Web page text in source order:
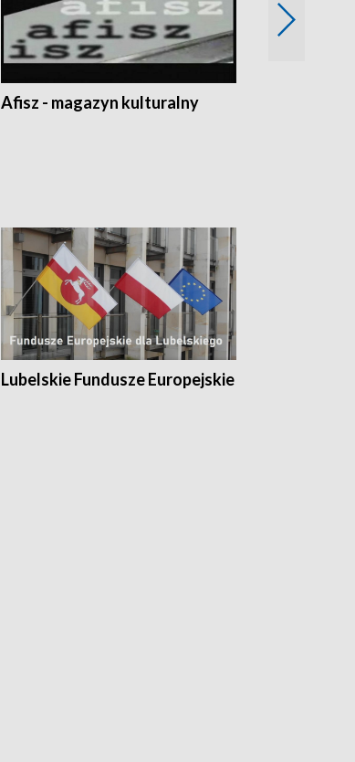
Afisz - magazyn kulturalny
Lubelskie Fundusze Europejskie